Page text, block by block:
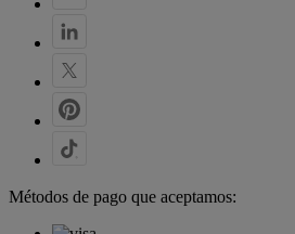
Métodos de pago que aceptamos: